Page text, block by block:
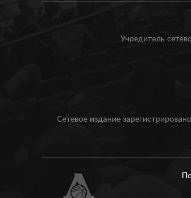
Учредитель
Сетевое издание